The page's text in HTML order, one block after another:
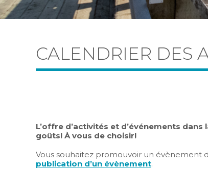
CALENDRIER DES
L’offre d’activités et d’événements
goûts! À vous de choisir!
Vous souhaitez promouvoir un évènement
publication d’un évènement.